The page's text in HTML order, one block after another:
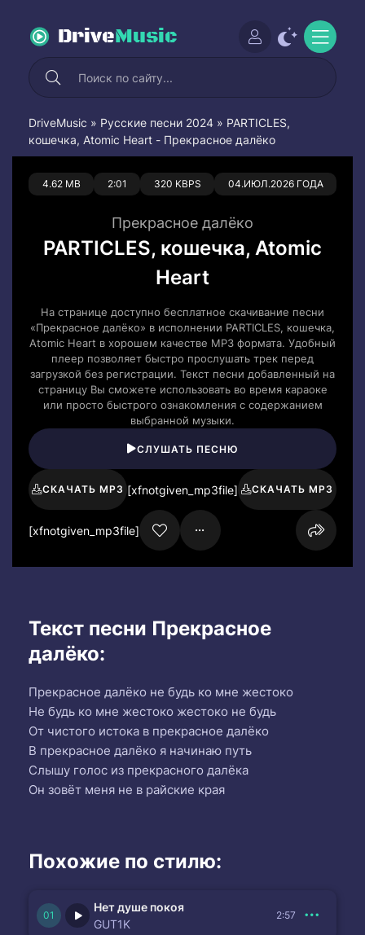
DriveMusic
DriveMusic » Русские песни 2024 » PARTICLES,
кошечка, Atomic Heart - Прекрасное далёко
4.62 MB 2:01 320 KBPS 04.ИЮЛ.2026 ГОДА
0 0
Прекрасное далёко
PARTICLES, кошечка, Atomic
Heart
На странице доступно бесплатное скачивание песни
«Прекрасное далёко» в исполнении PARTICLES, кошечка,
Atomic Heart в хорошем качестве MP3 формата. Удобный
плеер позволяет быстро прослушать трек перед
загрузкой без регистрации. Текст песни добавленный на
страницу Вы сможете использовать во время караоке
или просто быстрого ознакомления с содержанием
выбранной музыки.
СЛУШАТЬ ПЕСНЮ
СКАЧАТЬ MP3 [xfnotgiven_mp3file] СКАЧАТЬ MP3
[xfnotgiven_mp3file]
Текст песни Прекрасное
далёко:
Прекрасное далёко не будь ко мне жестоко
Не будь ко мне жестоко жестоко не будь
От чистого истока в прекрасное далёко
В прекрасное далёко я начинаю путь
Слышу голос из прекрасного далёка
Он зовёт меня не в райские края
Похожие по стилю:
Нет душе покоя
GUT1K
2:57